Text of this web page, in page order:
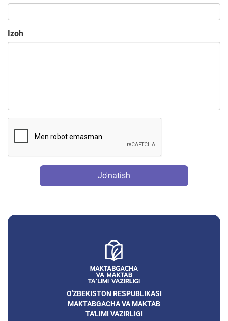
Izoh
Jo'natish
O'ZBEKISTON RESPUBLIKASI
MAKTABGACHA VA MAKTAB
TA'LIMI VAZIRLIGI